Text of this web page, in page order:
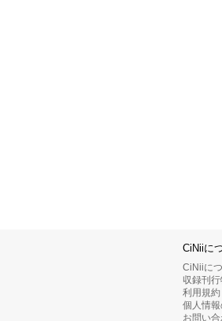
CiNiiに
CiNiiに
収録刊
利用規
個人情
お問い